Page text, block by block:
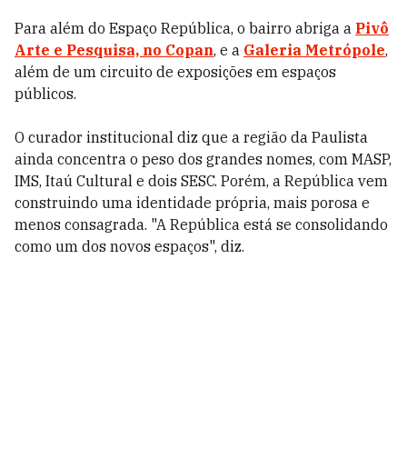
Para além do Espaço República, o bairro abriga a Pivô
Arte e Pesquisa, no Copan, e a Galeria Metrópole,
além de um circuito de exposições em espaços
públicos.
O curador institucional diz que a região da Paulista
ainda concentra o peso dos grandes nomes, com MASP,
IMS, Itaú Cultural e dois SESC. Porém, a República vem
construindo uma identidade própria, mais porosa e
menos consagrada. "A República está se consolidando
como um dos novos espaços", diz.